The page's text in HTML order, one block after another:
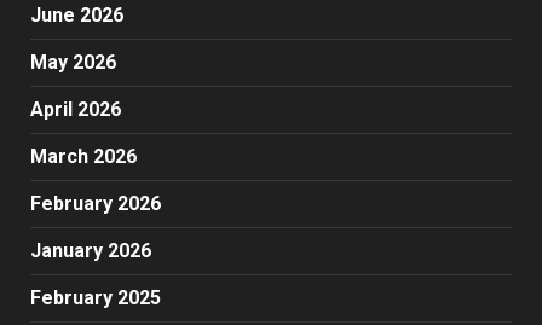
June 2026
May 2026
April 2026
March 2026
February 2026
January 2026
February 2025